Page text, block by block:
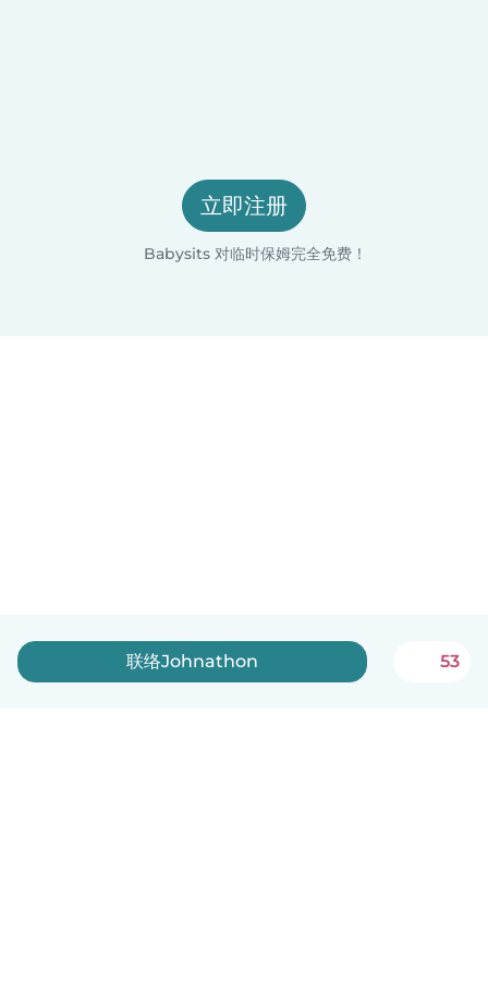
立即注册
Babysits 对临时保姆完全免费！
联络Johnathon 53